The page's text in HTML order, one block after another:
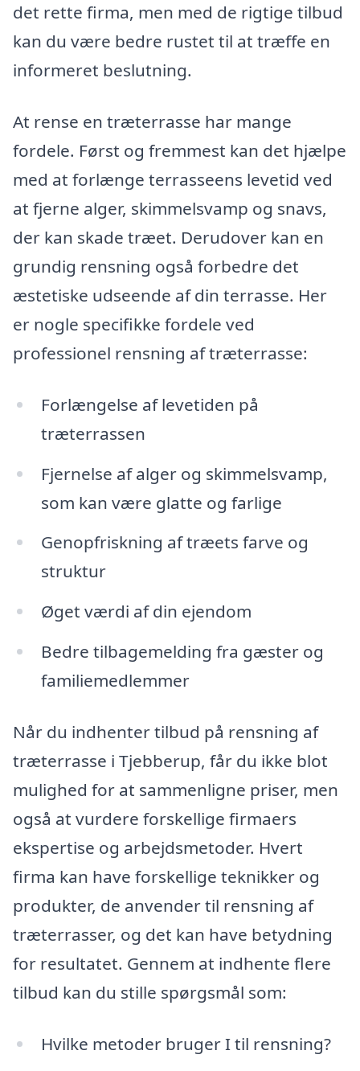
det rette firma, men med de rigtige tilbud
kan du være bedre rustet til at træffe en
informeret beslutning.
At rense en træterrasse har mange
fordele. Først og fremmest kan det hjælpe
med at forlænge terrasseens levetid ved
at fjerne alger, skimmelsvamp og snavs,
der kan skade træet. Derudover kan en
grundig rensning også forbedre det
æstetiske udseende af din terrasse. Her
er nogle specifikke fordele ved
professionel rensning af træterrasse:
Forlængelse af levetiden på
træterrassen
Fjernelse af alger og skimmelsvamp,
som kan være glatte og farlige
Genopfriskning af træets farve og
struktur
Øget værdi af din ejendom
Bedre tilbagemelding fra gæster og
familiemedlemmer
Når du indhenter tilbud på rensning af
træterrasse i Tjebberup, får du ikke blot
mulighed for at sammenligne priser, men
også at vurdere forskellige firmaers
ekspertise og arbejdsmetoder. Hvert
firma kan have forskellige teknikker og
produkter, de anvender til rensning af
træterrasser, og det kan have betydning
for resultatet. Gennem at indhente flere
tilbud kan du stille spørgsmål som:
Hvilke metoder bruger I til rensning?